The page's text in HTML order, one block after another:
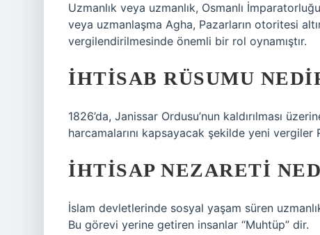
Uzmanlık veya uzmanlık, Osmanlı
veya uzmanlaşma Agha, Pazarların otoritesi
vergilendirilmesinde önemli bir rol oynamıştır.
İHTISAB RÜSUMU
1826’da, Janissar Ordusu’nun kaldırılması
harcamalarını kapsayacak şekilde yeni vergiler
İHTISAP NEZARETI
İslam devletlerinde sosyal yaşam süren
Bu görevi yerine getiren insanlar “Muhtüp” dir.